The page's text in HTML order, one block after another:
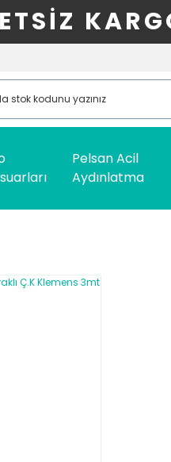
Pelsan Acil
Aydınlatma